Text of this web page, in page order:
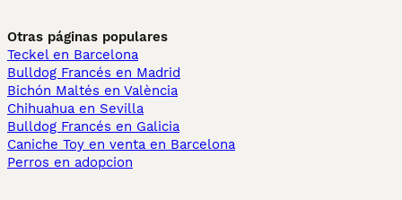
Otras páginas populares
Teckel en Barcelona
Bulldog Francés en Madrid
Bichón Maltés en València
Chihuahua en Sevilla
Bulldog Francés en Galicia
Caniche Toy en venta en Barcelona
Perros en adopcion